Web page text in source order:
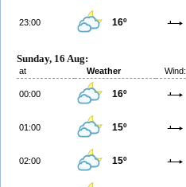
23:00 16º
Sunday, 16 Aug:
at Weather Wind:
00:00 16º
01:00 15º
02:00 15º